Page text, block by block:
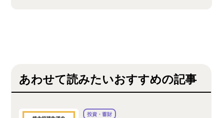
あわせて読みたいおすすめの記事
投資・蓄財